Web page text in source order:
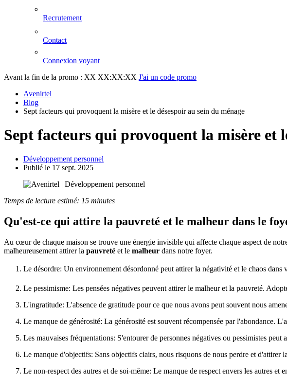
Recrutement
Contact
Connexion voyant
Avant la fin de la promo : XX XX:XX:XX J'ai un code promo
Avenirtel
Blog
Sept facteurs qui provoquent la misère et le désespoir au sein du ménage
Sept facteurs qui provoquent la misère et
Développement personnel
Publié le 17 sept. 2025
Temps de lecture estimé: 15 minutes
Qu'est-ce qui attire la pauvreté et le malheur dans le
Au cœur de chaque maison se trouve une énergie invisible qui affecte chaque aspect de
malheureusement attirer la pauvreté et le malheur dans notre foyer.
Le désordre: Un environnement désordonné peut attirer la négativité et le chaos
Le pessimisme: Les pensées négatives peuvent attirer le malheur et la pauvreté.
L'ingratitude: L'absence de gratitude pour ce que nous avons peut souvent nous
Le manque de générosité: La générosité est souvent récompensée par l'abondance.
Les mauvaises fréquentations: S'entourer de personnes négatives ou pessimistes peut
Le manque d'objectifs: Sans objectifs clairs, nous risquons de nous perdre et d'attirer
Le non-respect des autres et de soi-même: Le manque de respect envers les autres